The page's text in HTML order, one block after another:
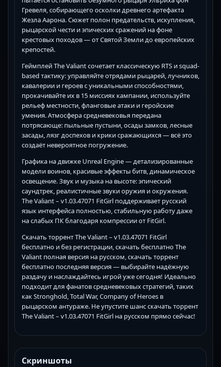
Гревеля, собирающего осколки древнего артефакта
Жезла Аарона. Сюжет полон предательств, искупления,
рыцарской чести и эпических сражений на фоне
крестовых походов — от Святой Земли до европейских
крепостей.
Геймплей The Valiant сочетает классическую RTS и squad-
based тактику: управляйте отрядами рыцарей, лучников,
кавалерии и героев с уникальными способностями,
прокачивайте их в 15 миссиях кампании, используйте
рельеф местности, фланговые атаки и геройские
умения. Атмосфера средневековья передана
потрясающе: пыльные пустыни, осады замков, лесные
засады, лязг доспехов и крики сражающихся — всё это
создаёт невероятное погружение.
Графика на движке Unreal Engine — детализированные
модели воинов, красивые эффекты битв, динамическое
освещение. Звук и музыка на высоте: эпический
саундтрек, реалистичные звуки оружия и окружения.
The Valiant – v1.03.47071 FitGirl поддерживает русский
язык интерфейса полностью, стабильную работу даже
на слабых ПК благодаря компрессии от FitGirl.
Скачать торрент The Valiant – v1.03.47071 FitGirl
бесплатно и без регистрации, скачать бесплатно The
Valiant полная версия на русском, скачать торрент
бесплатно последняя версия — выбирайте надёжную
раздачу и наслаждайтесь игрой уже сегодня! Идеально
подходит для фанатов средневековых стратегий, таких
как Stronghold, Total War, Company of Heroes в
рыцарском антураже. Не упустите шанс скачать торрент
The Valiant – v1.03.47071 FitGirl на русском прямо сейчас!
Скриншоты